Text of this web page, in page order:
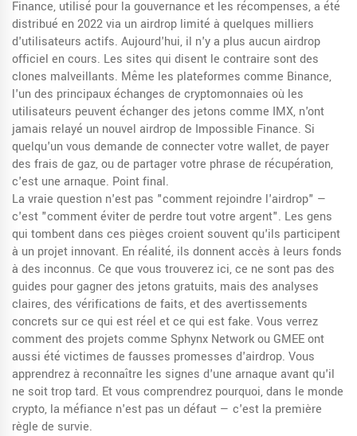
Finance, utilisé pour la gouvernance et les récompenses, a été
distribué en 2022 via un airdrop limité à quelques milliers
d'utilisateurs actifs. Aujourd'hui, il n'y a plus aucun airdrop
officiel en cours. Les sites qui disent le contraire sont des
clones malveillants. Même les plateformes comme Binance,
l'un des principaux échanges de cryptomonnaies où les
utilisateurs peuvent échanger des jetons comme IMX, n'ont
jamais relayé un nouvel airdrop de Impossible Finance. Si
quelqu'un vous demande de connecter votre wallet, de payer
des frais de gaz, ou de partager votre phrase de récupération,
c'est une arnaque. Point final.
La vraie question n'est pas "comment rejoindre l'airdrop" —
c'est "comment éviter de perdre tout votre argent". Les gens
qui tombent dans ces pièges croient souvent qu'ils participent
à un projet innovant. En réalité, ils donnent accès à leurs fonds
à des inconnus. Ce que vous trouverez ici, ce ne sont pas des
guides pour gagner des jetons gratuits, mais des analyses
claires, des vérifications de faits, et des avertissements
concrets sur ce qui est réel et ce qui est fake. Vous verrez
comment des projets comme Sphynx Network ou GMEE ont
aussi été victimes de fausses promesses d'airdrop. Vous
apprendrez à reconnaître les signes d'une arnaque avant qu'il
ne soit trop tard. Et vous comprendrez pourquoi, dans le monde
crypto, la méfiance n'est pas un défaut — c'est la première
règle de survie.